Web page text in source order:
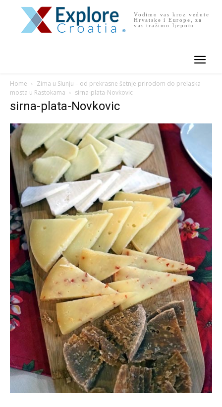
Vodimo vas kroz vedute
Hrvatske i Europe, za
vas tražimo ljepotu.
Home
Zima u Slunju – od prekrasne šetnje prirodom do prelaska
mosta u Rastokama
sirna-plata-Novkovic
sirna-plata-Novkovic